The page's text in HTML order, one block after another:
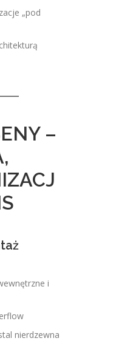
„pod
–
i
nierdzewna